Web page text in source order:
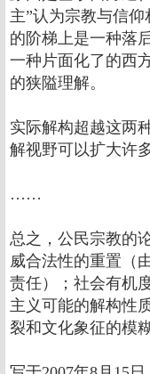
主”认为宗教与信
的阶梯上是一种落
一种片面化了的西
的狭隘理解。
实际解构超越这两
解视野可以扩大许
……
总之，公民宗教的
威合法性的重置（
责任）；社会有机
主义可能的解构性
裂和文化象征的模